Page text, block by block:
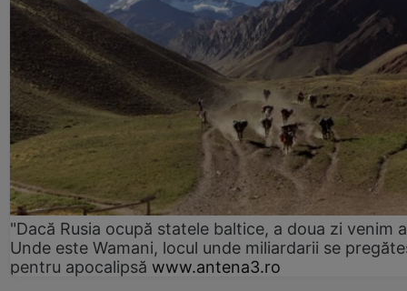
"Dacă Rusia ocupă statele baltice, a doua zi venim
Unde este Wamani, locul unde miliardarii se
pentru apocalipsă www.antena3.ro